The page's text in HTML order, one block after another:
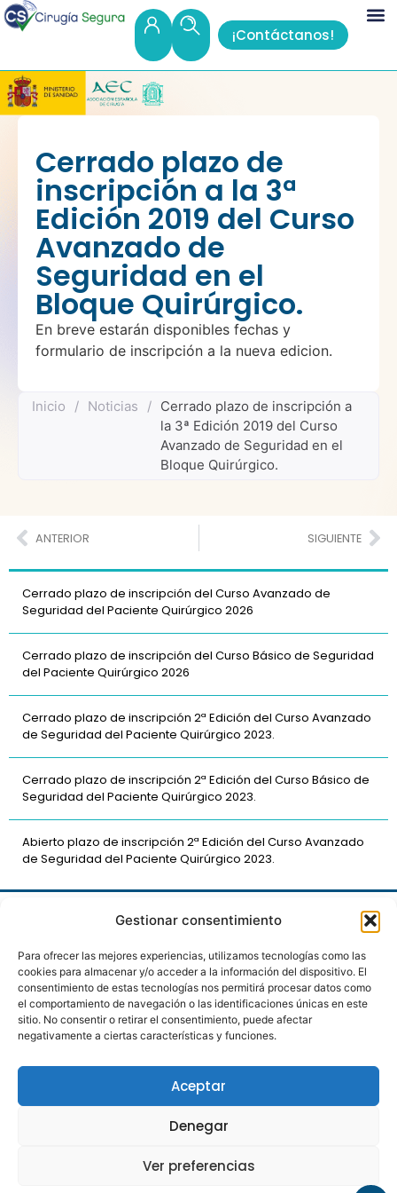
Gestionar consentimiento
Para ofrecer las mejores experiencias, utilizamos tecnologías como las
cookies para almacenar y/o acceder a la información del dispositivo. El
consentimiento de estas tecnologías nos permitirá procesar datos como
el comportamiento de navegación o las identificaciones únicas en este
sitio. No consentir o retirar el consentimiento, puede afectar
negativamente a ciertas características y funciones.
Aceptar
Denegar
Ver preferencias
¡Contáctanos!
Cerrado plazo de
inscripción a la 3ª
Edición 2019 del Curso
Avanzado de
Seguridad en el
Bloque Quirúrgico.
En breve estarán disponibles fechas y
formulario de inscripción a la nueva edicion.
Inicio / Noticias / Cerrado plazo de inscripción a
la 3ª Edición 2019 del Curso
Avanzado de Seguridad en el
Bloque Quirúrgico.
ANTERIOR SIGUIENTE
Cerrado plazo de inscripción del Curso Avanzado de
Seguridad del Paciente Quirúrgico 2026
Cerrado plazo de inscripción del Curso Básico de Seguridad
del Paciente Quirúrgico 2026
Cerrado plazo de inscripción 2ª Edición del Curso Avanzado
de Seguridad del Paciente Quirúrgico 2023.
Cerrado plazo de inscripción 2ª Edición del Curso Básico de
Seguridad del Paciente Quirúrgico 2023.
Abierto plazo de inscripción 2ª Edición del Curso Avanzado
de Seguridad del Paciente Quirúrgico 2023.
Proyecto de intervención preventiva a largo plazo
el paciente quirúrgico.